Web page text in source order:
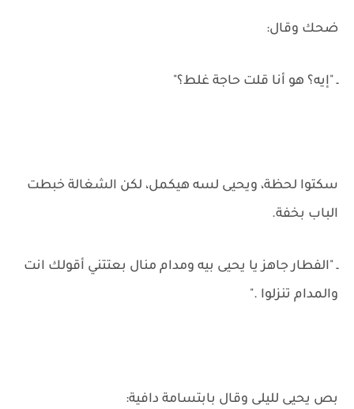
ضحك وقال:
ـ "إيه؟ هو أنا قلت حاجة غلط؟"
سكتوا لحظة، ويحيى لسه هيكمل، لكن الشغالة خبطت
الباب بخفة.
ـ "الفطار جاهز يا يحيى بيه ومدام منال بعتتني أقولك انت
والمدام تنزلوا ."
بص يحيى لليلى وقال بابتسامة دافية: